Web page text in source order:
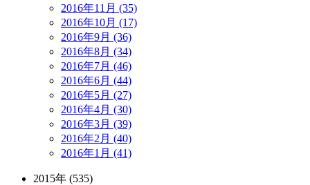
2016年11月 (35)
2016年10月 (17)
2016年9月 (36)
2016年8月 (34)
2016年7月 (46)
2016年6月 (44)
2016年5月 (27)
2016年4月 (30)
2016年3月 (39)
2016年2月 (40)
2016年1月 (41)
2015年 (535)